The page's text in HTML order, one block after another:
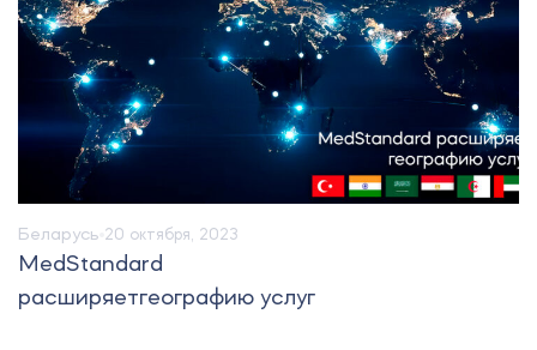
Беларусь 20 октября, 2023
MedStandard
расширяетгеографию услуг